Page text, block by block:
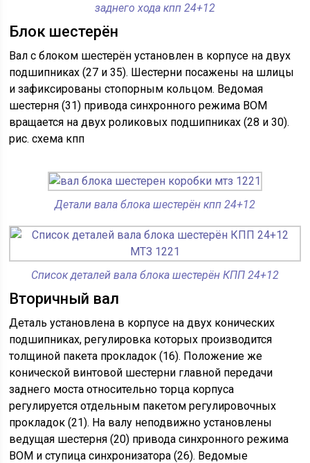
заднего хода кпп 24+12
Блок шестерён
Вал с блоком шестерён установлен в корпусе на двух
подшипниках (27 и 35). Шестерни посажены на шлицы
и зафиксированы стопорным кольцом. Ведомая
шестерня (31) привода синхронного режима ВОМ
вращается на двух роликовых подшипниках (28 и 30).
рис. схема кпп
Детали вала блока шестерён кпп 24+12
Список деталей вала блока шестерён КПП 24+12
Вторичный вал
Деталь установлена в корпусе на двух конических
подшипниках, регулировка которых производится
толщиной пакета прокладок (16). Положение же
конической винтовой шестерни главной передачи
заднего моста относительно торца корпуса
регулируется отдельным пакетом регулировочных
прокладок (21). На валу неподвижно установлены
ведущая шестерня (20) привода синхронного режима
ВОМ и ступица синхронизатора (26). Ведомые